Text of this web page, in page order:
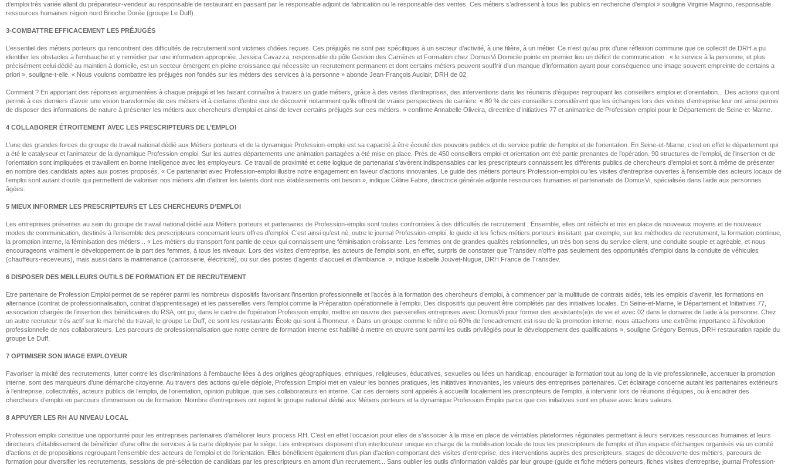
d’emploi très variée allant du préparateur-vendeur au responsable de restaurant en passant par le responsable adjoint de fabrication ou le responsable des ventes. Ces métiers s’adressent à tous les publics en recherche d’emploi » souligne Virginie Magrino, responsable
ressources humaines région nord Brioche Dorée (groupe Le Duff).
3-COMBATTRE EFFICACEMENT LES PRÉJUGÉS
L’essentiel des métiers porteurs qui rencontrent des difficultés de recrutement sont victimes d’idées reçues. Ces préjugés ne sont pas spécifiques à un secteur d’activité, à une filière, à un métier. Ce n’est qu’au prix d’une réflexion commune que ce collectif de DRH a pu
identifier les obstacles à l’embauche et y remédier par une information appropriée. Jessica Cavazza, responsable du pôle Gestion des Carrières et Formation chez DomusVi Domicile pointe en premier lieu un déficit de communication : « le service à la personne, et plus
précisément celui dédié au maintien à domicile, est un secteur émergent en pleine croissance qui nécessite un recrutement permanent et dont certains métiers peuvent souffrir d’un manque d’information ayant pour conséquence une image souvent empreinte de certains a
priori », souligne-t-elle. « Nous voulons combattre les préjugés non fondés sur les métiers des services à la personne » abonde Jean-François Auclair, DRH de 02.
Comment ? En apportant des réponses argumentées à chaque préjugé et les faisant connaître à travers un guide métiers, grâce à des visites d’entreprises, des interventions dans les réunions d’équipes regroupant les conseillers emploi et d’orientation... Des actions qui ont
permis à ces derniers d’avoir une vision transformée de ces métiers et à certains d’entre eux de découvrir notamment qu’ils offrent de vraies perspectives de carrière. « 80 % de ces conseillers considèrent que les échanges lors des visites d’entreprise leur ont ainsi permis
de disposer des informations de nature à présenter les métiers aux chercheurs d’emploi et ainsi de lever certains préjugés sur ces métiers. » confirme Annabelle Oliveira, directrice d’Initiatives 77 et animatrice de Profession-emploi pour le Département de Seine-et-Marne.
4 COLLABORER ÉTROITEMENT AVEC LES PRESCRIPTEURS DE L’EMPLOI
L’une des grandes forces du groupe de travail national dédié aux Métiers porteurs et de la dynamique Profession-emploi est sa capacité à être écouté des pouvoirs publics et du service public de l’emploi et de l’orientation. En Seine-et-Marne, c’est en effet le département qui
a été le catalyseur et l’animateur de la dynamique Profession-emploi. Sur les autres départements une animation partagées a été mise en place. Près de 450 conseillers emploi et orientation ont été partie prenantes de l’opération. 90 structures de l’emploi, de l’insertion et de
l’orientation sont impliquées et travaillent en bonne intelligence avec les employeurs. Ce travail de proximité et cette logique de partenariat s’avèrent indispensables car les prescripteurs connaissent les différents publics de chercheurs d’emploi et sont à même de présenter
en nombre des candidats aptes aux postes proposés. « Ce partenariat avec Profession-emploi illustre notre engagement en faveur d’actions innovantes. Le guide des métiers porteurs Profession-emploi ou les visites d’entreprise ouvertes à l’ensemble des acteurs locaux de
l’emploi sont autant d’outils qui permettent de valoriser nos métiers afin d’attirer les talents dont nos établissements ont besoin », indique Céline Fabre, directrice générale adjointe ressources humaines et partenariats de DomusVi, spécialisée dans l’aide aux personnes
âgées.
5 MIEUX INFORMER LES PRESCRIPTEURS ET LES CHERCHEURS D’EMPLOI
Les entreprises présentes au sein du groupe de travail national dédié aux Métiers porteurs et partenaires de Profession-emploi sont toutes confrontées à des difficultés de recrutement ; Ensemble, elles ont réfléchi et mis en place de nouveaux moyens et de nouveaux
modes de communication, destinés à l’ensemble des prescripteurs concernant leurs offres d’emploi. C’est ainsi qu’est né, outre le journal Profession-emploi, le guide et les fiches métiers porteurs insistant, par exemple, sur les méthodes de recrutement, la formation continue,
la promotion interne, la féminisation des métiers... « Les métiers du transport font partie de ceux qui connaissent une féminisation croissante. Les femmes ont de grandes qualités relationnelles, un très bon sens du service client, une conduite souple et agréable, et nous
encourageons vraiment le développement de la part des femmes, à tous les niveaux. Lors des visites d’entreprise, les acteurs de l’emploi sont, en effet, surpris de constater que Transdev n’offre pas seulement des opportunités d’emploi dans la conduite de véhicules
(chauffeurs-receveurs), mais aussi dans la maintenance (carrosserie, électricité), ou sur des postes d’agents d’accueil et d’ambiance. », indique Isabelle Jouvet-Nugue, DRH France de Transdev.
6 DISPOSER DES MEILLEURS OUTILS DE FORMATION ET DE RECRUTEMENT
Etre partenaire de Profession Emploi permet de se repérer parmi les nombreux dispositifs favorisant l’insertion professionnelle et l’accès à la formation des chercheurs d’emploi, à commencer par la multitude de contrats aidés, tels les emplois d’avenir, les formations en
alternance (contrat de professionnalisation, contrat d’apprentissage) et les passerelles vers l’emploi comme la Préparation opérationnelle à l’emploi. Des dispositifs qui peuvent être complétés par des initiatives locales. En Seine-et-Marne, le Département et Initiatives 77,
association chargée de l’insertion des bénéficiaires du RSA, ont pu, dans le cadre de l’opération Profession emploi, mettre en œuvre des passerelles entreprises avec DomusVi pour former des assistants(e)s de vie et avec 02 dans le domaine de l’aide à la personne. Chez
un autre recruteur très actif sur le marché du travail, le groupe Le Duff, ce sont les restaurants École qui sont à l’honneur. « Dans un groupe comme le nôtre où 60% de l’encadrement est issu de la promotion interne, nous attachons une extrême importance à l’évolution
professionnelle de nos collaborateurs. Les parcours de professionnalisation que notre centre de formation interne est habilité à mettre en œuvre sont parmi les outils privilégiés pour le développement des qualifications », souligne Grégory Bernus, DRH restauration rapide du
groupe Le Duff.
7 OPTIMISER SON IMAGE EMPLOYEUR
Favoriser la mixité des recrutements, lutter contre les discriminations à l’embauche liées à des origines géographiques, ethniques, religieuses, éducatives, sexuelles ou liées un handicap, encourager la formation tout au long de la vie professionnelle, accentuer la promotion
interne, sont des marqueurs d’une démarche citoyenne. Au travers des actions qu’elle déploie, Profession Emploi met en valeur les bonnes pratiques, les initiatives innovantes, les valeurs des entreprises partenaires. Cet éclairage concerne autant les partenaires extérieurs
à l’entreprise, collectivités, acteurs publics de l’emploi, de l’orientation, opinion publique, que ses collaborateurs en interne. Car ces derniers sont appelés à accueillir localement les prescripteurs de l’emploi, à intervenir lors de réunions d’équipes, ou à encadrer des
chercheurs d’emploi en parcours d’immersion ou de formation. Nombre d’entreprises ont rejoint le groupe national dédié aux Métiers porteurs et la dynamique Profession Emploi parce que ces initiatives sont en phase avec leurs valeurs.
8 APPUYER LES RH AU NIVEAU LOCAL
Profession emploi constitue une opportunité pour les entreprises partenaires d’améliorer leurs process RH. C’est en effet l’occasion pour elles de s’associer à la mise en place de véritables plateformes régionales permettant à leurs services ressources humaines et leurs
directeurs d’établissement de bénéficier d’une offre de services à la carte déployée par le siège. Les entreprises disposent d’un interlocuteur unique en charge de la mobilisation locale de tous les prescripteurs de l’emploi et d’un espace d’échanges organisés via un comité
d’actions et de propositions regroupant l’ensemble des acteurs de l’emploi et de l’orientation. Elles bénéficient également d’un plan d’action comportant des visites d’entreprise, des interventions auprès des prescripteurs, stages de découverte des métiers, parcours de
formation pour diversifier les recrutements, sessions de pré-sélection de candidats par les prescripteurs en amont d’un recrutement... Sans oublier les outils d’information validés par leur groupe (guide et fiche métiers porteurs, fiches visites d’entreprise, journal Profession-